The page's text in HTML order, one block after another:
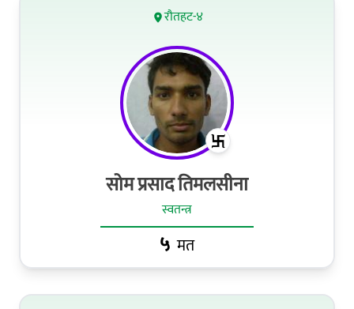
रौतहट-४
सोम प्रसाद तिमलसीना
स्वतन्त्र
५ मत